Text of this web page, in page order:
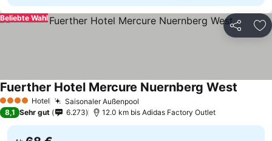
Teilen
Beliebte Wahl
4 Sterne Hotel Saisonaler Außenpool
Fuerther Hotel Mercure Nuernberg West
8,1 Sehr gut 6.273 12.0 km bis Adidas Factory Outlet